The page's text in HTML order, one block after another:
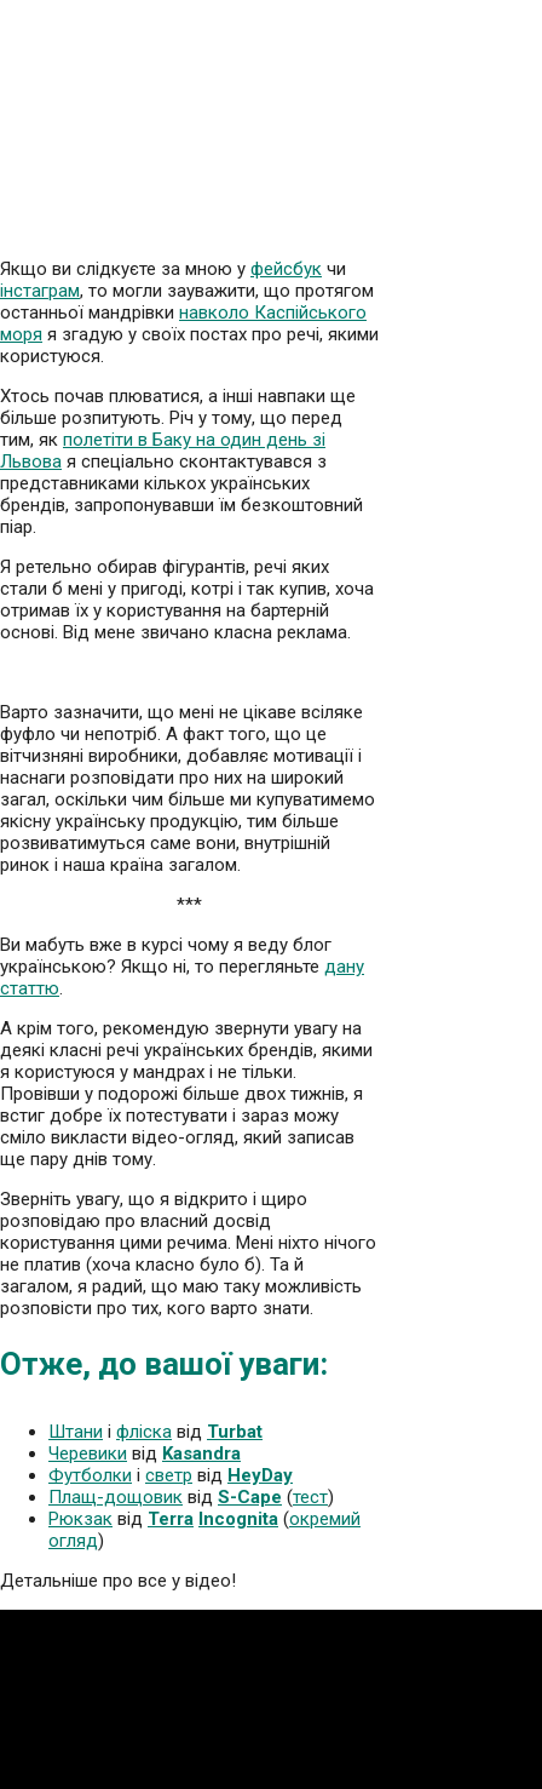
Якщо ви слідкуєте за мною у фейсбук чи
інстаграм, то могли зауважити, що протягом
останньої мандрівки навколо Каспійського
моря я згадую у своїх постах про речі, якими
користуюся.
Хтось почав плюватися, а інші навпаки ще
більше розпитують. Річ у тому, що перед
тим, як полетіти в Баку на один день зі
Львова я спеціально сконтактувався з
представниками кількох українських
брендів, запропонувавши їм безкоштовний
піар.
Я ретельно обирав фігурантів, речі яких
стали б мені у пригоді, котрі і так купив, хоча
отримав їх у користування на бартерній
основі. Від мене звичано класна реклама.
Варто зазначити, що мені не цікаве всіляке
фуфло чи непотріб. А факт того, що це
вітчизняні виробники, добавляє мотивації і
наснаги розповідати про них на широкий
загал, оскільки чим більше ми купуватимемо
якісну українську продукцію, тим більше
розвиватимуться саме вони, внутрішній
ринок і наша країна загалом.
***
Ви мабуть вже в курсі чому я веду блог
українською? Якщо ні, то перегляньте дану
статтю.
А крім того, рекомендую звернути увагу на
деякі класні речі українських брендів, якими
я користуюся у мандрах і не тільки.
Провівши у подорожі більше двох тижнів, я
встиг добре їх потестувати і зараз можу
сміло викласти відео-огляд, який записав
ще пару днів тому.
Зверніть увагу, що я відкрито і щиро
розповідаю про власний досвід
користування цими речима. Мені ніхто нічого
не платив (хоча класно було б). Та й
загалом, я радий, що маю таку можливість
розповісти про тих, кого варто знати.
Отже, до вашої уваги:
Штани і фліска від Turbat
Черевики від Kasandra
Футболки і светр від HeyDay
Плащ-дощовик від S-Cape (тест)
Рюкзак від Terra Incognita (окремий
огляд)
Детальніше про все у відео!